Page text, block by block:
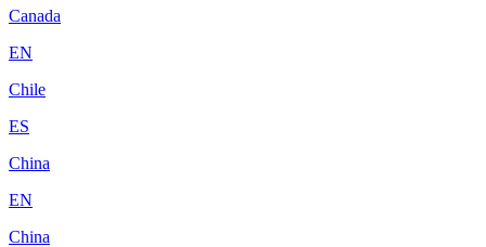
Canada
EN
Chile
ES
China
EN
China